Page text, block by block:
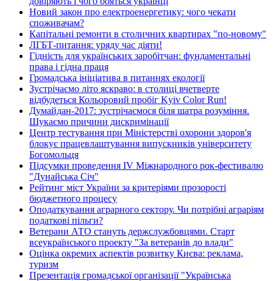
Новий закон про електроенергетику: чого чекати
споживачам?
Капітальні ремонти в столичних квартирах "по-новому"
ЛГБТ-питання: уряду час діяти!
Гідність для українських заробітчан: фундаментальні
права і гідна праця
Громадська ініціатива в питаннях екології
Зустрічаємо літо яскраво: в столиці вчетверте
відбудеться Кольоровий пробіг Kyiv Color Run!
Думайдан-2017: зустрічаємося біля шатра розуміння.
Шукаємо причини дискримінації
Центр тестування при Міністерстві охорони здоров'я
блокує працевлаштування випускників університету
Богомольця
Підсумки проведення IV Міжнародного рок-фестивалю
"Дунайська Січ"
Рейтинг міст України за критеріями прозорості
бюджетного процесу
Оподаткування аграрного сектору. Чи потрібні аграріям
податкові пільги?
Ветерани АТО стануть держслужбовцями. Старт
всеукраїнського проекту "За ветеранів до влади"
Оцінка окремих аспектів розвитку Києва: реклама,
туризм
Презентація громадської організації "Українська